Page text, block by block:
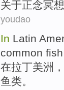
关于正念冥想
youdao
In Latin
common fish
在拉丁美洲，
鱼类。